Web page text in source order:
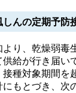
しんの定期予防
より、乾燥弱毒
供給が行き届い
接種対象期間を
にもとづき、次